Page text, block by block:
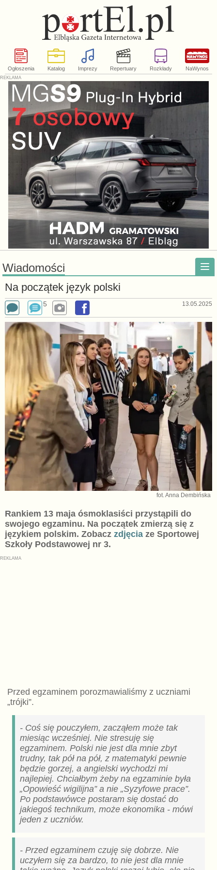
Ogłoszenia Katalog Imprezy Repertuary Rozkłady NaWynos
Wiadomości
Na początek język polski
5 13.05.2025
fot. Anna Dembińska
Rankiem 13 maja ósmoklasiści przystąpili do
swojego egzaminu. Na początek zmierzą się z
językiem polskim. Zobacz zdjęciaze Sportowej
Szkoły Podstawowej nr 3.
Przed egzaminem porozmawialiśmy z uczniami
„trójki”.
- Coś się pouczyłem, zacząłem może tak
miesiąc wcześniej. Nie stresuję się
egzaminem. Polski nie jest dla mnie zbyt
trudny, tak pół na pół, z matematyki pewnie
będzie gorzej, a angielski wychodzi mi
najlepiej. Chciałbym żeby na egzaminie była
„Opowieść wigilijna” a nie „Syzyfowe prace”.
Po podstawówce postaram się dostać do
jakiegoś technikum, może ekonomika - mówi
jeden z uczniów.
- Przed egzaminem czuję się dobrze. Nie
uczyłem się za bardzo, to nie jest dla mnie